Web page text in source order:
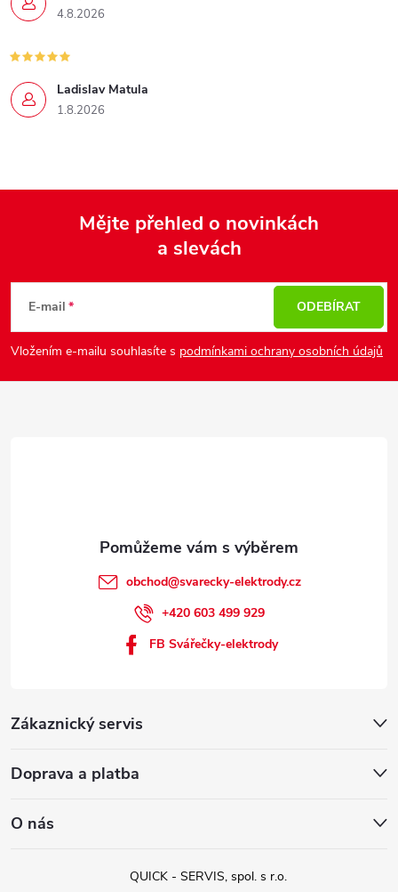
4.8.2026
Ladislav Matula
1.8.2026
Mějte přehled o novinkách
a slevách
E-mail
Vložením e-mailu souhlasíte s podmínkami ochrany osobních údajů
ODEBÍRAT
Zákaznický servis
Doprava a platba
O nás
obchod@svarecky-elektrody.cz
+420 603 499 929
FB Svářečky-elektrody
QUICK - SERVIS, spol. s r.o.